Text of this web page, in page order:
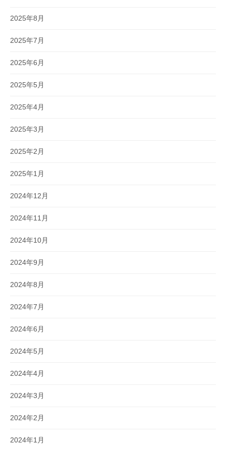
2025年8月
2025年7月
2025年6月
2025年5月
2025年4月
2025年3月
2025年2月
2025年1月
2024年12月
2024年11月
2024年10月
2024年9月
2024年8月
2024年7月
2024年6月
2024年5月
2024年4月
2024年3月
2024年2月
2024年1月